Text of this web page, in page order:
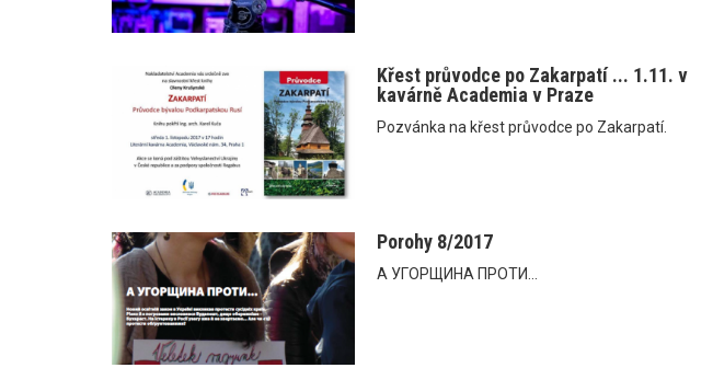
Křest průvodce po Zakarpatí ... 1.11. v
kavárně Academia v Praze
Pozvánka na křest průvodce po Zakarpatí.
Porohy 8/2017
А УГОРЩИНА ПРОТИ...